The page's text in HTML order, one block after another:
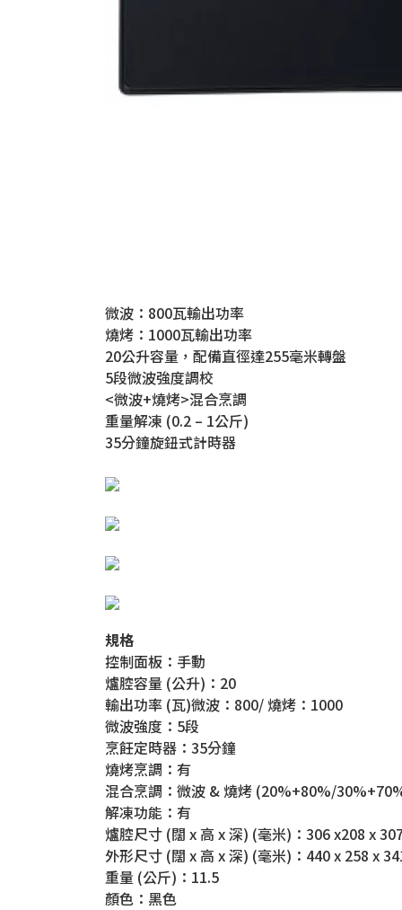
微波：800瓦輸出功率
燒烤：1000瓦輸出功率
20公升容量，配備直徑達255毫米轉盤
5段微波強度調校
<微波+燒烤>混合烹調
重量解凍 (0.2 – 1公斤)
35分鐘旋鈕式計時器
規格
控制面板：手動
爐腔容量 (公升)：20
輸出功率 (瓦)微波：800/ 燒烤：1000
微波強度：5段
烹飪定時器：35分鐘
燒烤烹調：有
混合烹調：微波 & 燒烤 (20%+80%/
解凍功能：有
爐腔尺寸 (闊 x 高 x 深) (毫米)：306 x208 x
外形尺寸 (闊 x 高 x 深) (毫米)：440 x 258 x
重量 (公斤)：11.5
顏色：黑色